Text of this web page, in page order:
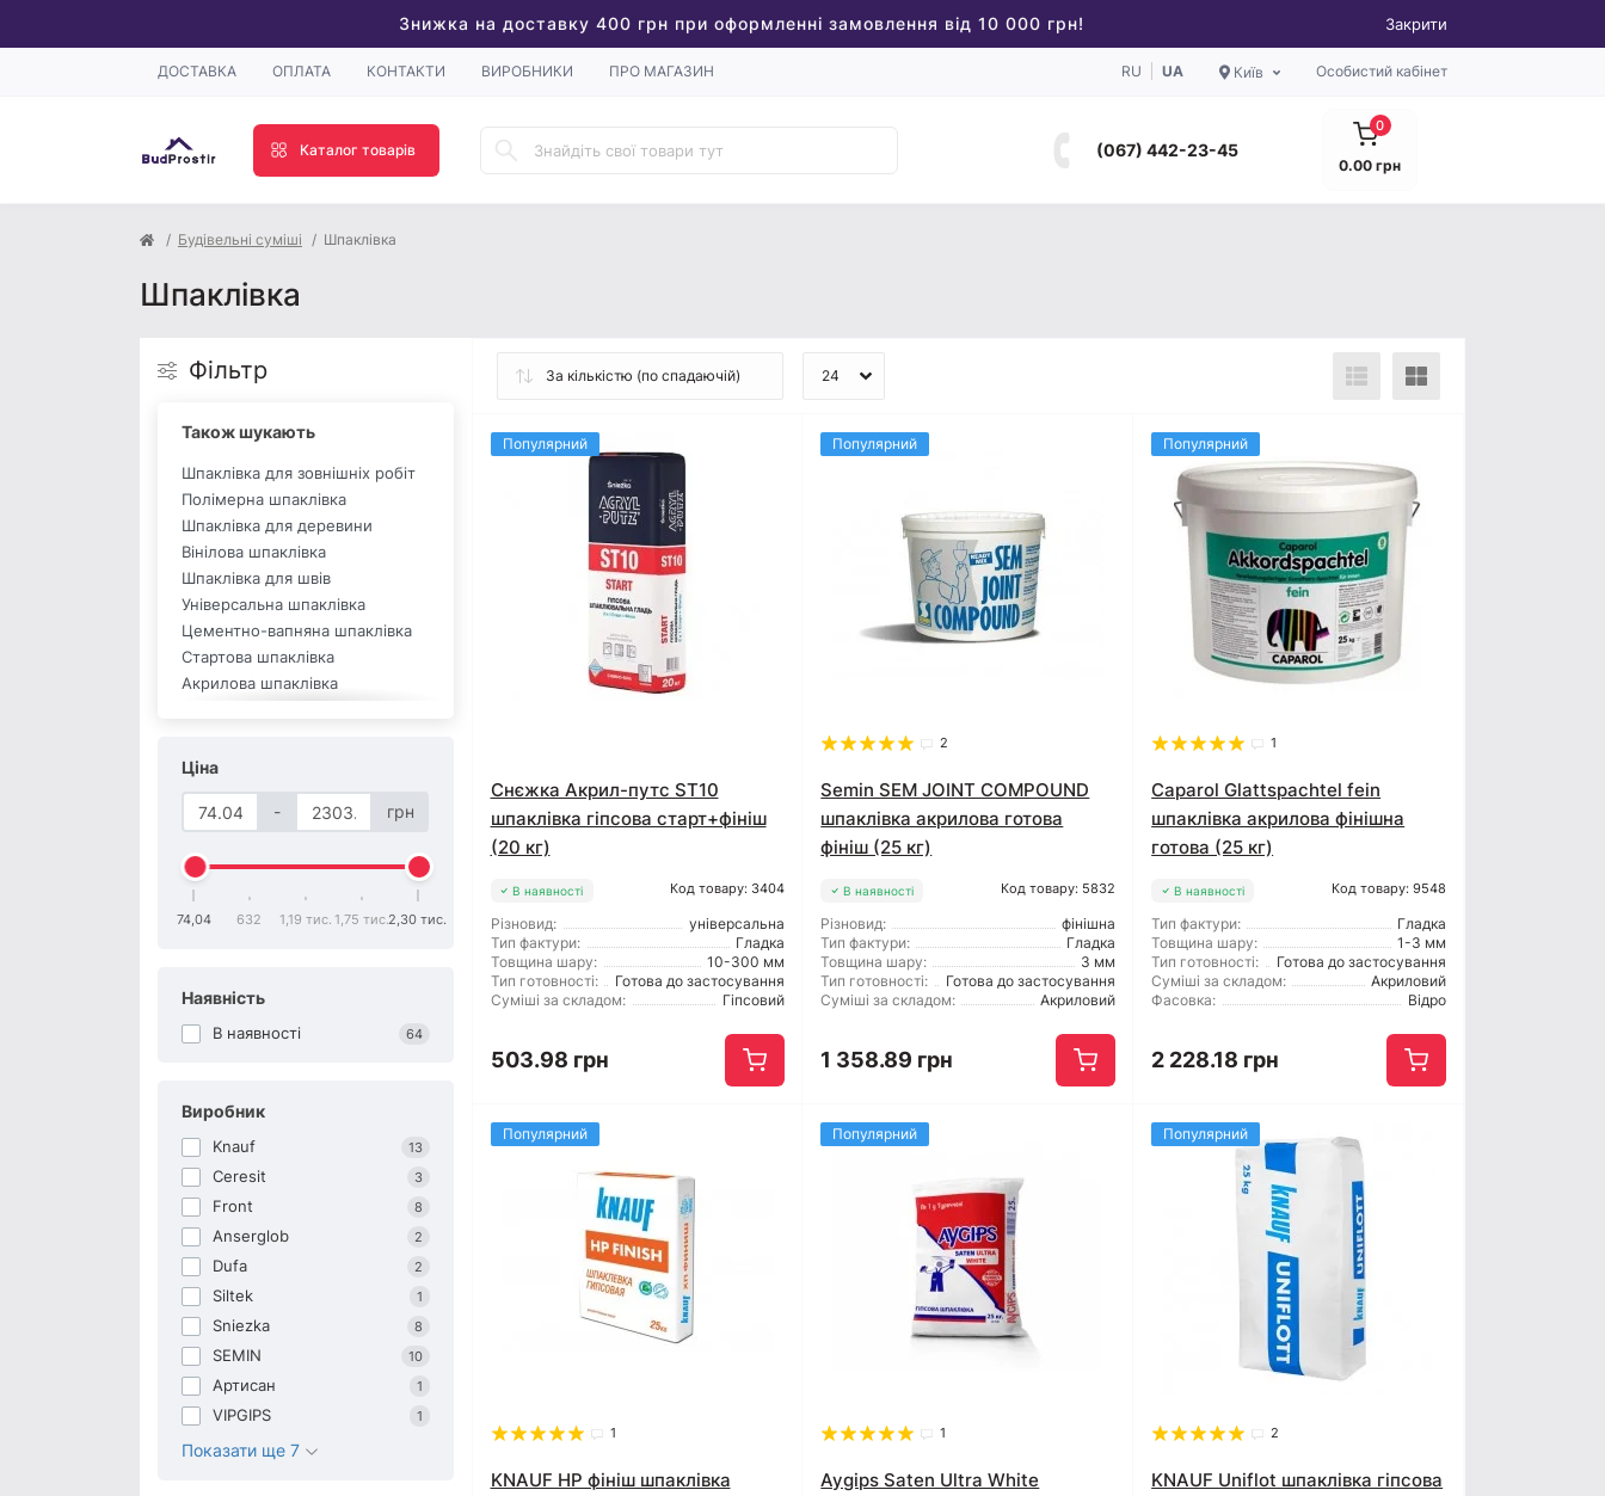
Знижка на доставку 400 грн при оформленні замовлення від 10 000 грн! Закрити
ДОСТАВКА ОПЛАТА КОНТАКТИ ВИРОБНИКИ ПРО МАГАЗИН RU UA Київ Особистий кабінет
Каталог товарів (067) 442-23-45
0
0.00 грн
Будівельні суміші Шпаклівка
Шпаклівка
Фільтр
Також шукають
Шпаклівка для зовнішніх робіт
Полімерна шпаклівка
Шпаклівка для деревини
Вінілова шпаклівка
Шпаклівка для швів
Універсальна шпаклівка
Цементно-вапняна шпаклівка
Стартова шпаклівка
Акрилова шпаклівка
Вологостійка шпаклівка
Шпаклівка цементна
Шпаклівка KRUMIX
Шпаклівка TIGOR
Шпаклівка Front
Шпаклівка Stabill
Шпаклівка Кнауф
Шпаклівка Артисан
Шпаклівка Ceresit
Шпаклівка Caparol
Шпаклівка Aygips
Шпаклівка Anserglob
Ціна
- грн
74,04 632 1,19 тис. 1,75 тис.2,30 тис.
Наявність
В наявності 64
Виробник
Knauf 13
Ceresit 3
Front 8
Anserglob 2
Dufa 2
Siltek 1
Sniezka 8
SEMIN 10
Артисан 1
VIPGIPS 1
Показати ще 7
Популярний
Снєжка Акрил-путс ST10
шпаклівка гіпсова старт+фініш
(20 кг)
В наявності Код товару: 3404
Різновид:
універсальна
Тип фактури:
Гладка
Товщина шару:
10-300 мм
Тип готовності:
Готова до застосування
Суміші за складом:
Гіпсовий
503.98 грн
Популярний
2
Semin SEM JOINT COMPOUND
шпаклівка акрилова готова
фініш (25 кг)
В наявності Код товару: 5832
Різновид:
фінішна
Тип фактури:
Гладка
Товщина шару:
3 мм
Тип готовності:
Готова до застосування
Суміші за складом:
Акриловий
1 358.89 грн
Популярний
1
Caparol Glattspachtel fein
шпаклівка акрилова фінішна
готова (25 кг)
В наявності Код товару: 9548
Тип фактури:
Гладка
Товщина шару:
1-3 мм
Тип готовності:
Готова до застосування
Суміші за складом:
Акриловий
Фасовка:
Відро
2 228.18 грн
Популярний
1
KNAUF HP фініш шпаклівка
Популярний
1
Aygips Saten Ultra White
Популярний
2
KNAUF Uniflot шпаклівка гіпсова